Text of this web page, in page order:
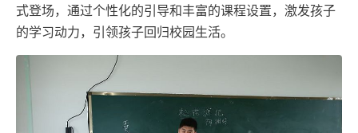
式登场，通过个性化的引导和丰富的课程设置，激发孩子
的学习动力，引领孩子回归校园生活。